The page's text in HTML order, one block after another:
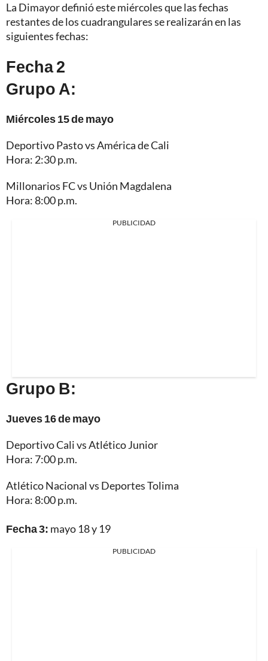
La Dimayor definió este miércoles que las fechas
restantes de los cuadrangulares se realizarán en las
siguientes fechas:
Fecha 2
Grupo A:
Miércoles 15 de mayo
Deportivo Pasto vs América de Cali
Hora: 2:30 p.m.
Millonarios FC vs Unión Magdalena
Hora: 8:00 p.m.
PUBLICIDAD
Grupo B:
Jueves 16 de mayo
Deportivo Cali vs Atlético Junior
Hora: 7:00 p.m.
Atlético Nacional vs Deportes Tolima
Hora: 8:00 p.m.
Fecha 3: mayo 18 y 19
PUBLICIDAD